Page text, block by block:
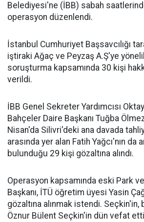
Belediyesi'ne (İBB) sabah
operasyon düzenlendi.
İstanbul Cumhuriyet Başsavcılığı
iştiraki Ağaç ve Peyzaş A.Ş'ye
soruşturma kapsamında 30 kişi
verildi.
İBB Genel Sekreter Yardımcısı
Bahçeler Daire Başkanı Tuğba
Nisan'da Silivri'deki ana davada
arasında yer alan Fatih Yağcı'nın da
bulunduğu 29 kişi gözaltına alındı.
Operasyon kapsamında eski Park
Başkanı, İTÜ öğretim üyesi Yasin
gözaltına alınmak istendi. Seçkin'in,
Öznur Bülent Seçkin'in dün vefat